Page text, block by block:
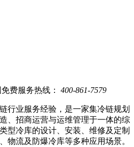
费服务热线： 400-861-7579
行业服务经验，是一家集冷链规划
、招商运营与运维管理于一体的综
型冷库的设计、安装、维修及定制
物流及防爆冷库等多种应用场景。